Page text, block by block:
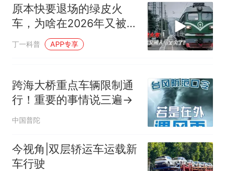
原本快要退场的绿皮火
车，为啥在2026年又被人
们坐火了？
丁一科普 APP专享
跨海大桥重点车辆限制通
行！重要的事情说三遍→
中国普陀
今视角|双层轿运车运载新
车行驶